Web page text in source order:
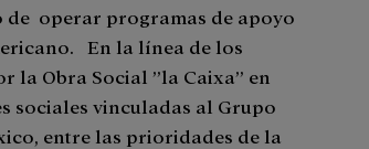
operar programas de apoyo
En la línea de los
la Obra Social ”la Caixa” en
sociales vinculadas al Grupo
entre las prioridades de la